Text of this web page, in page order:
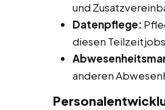
und
Datenpflege:
diesen
anderen